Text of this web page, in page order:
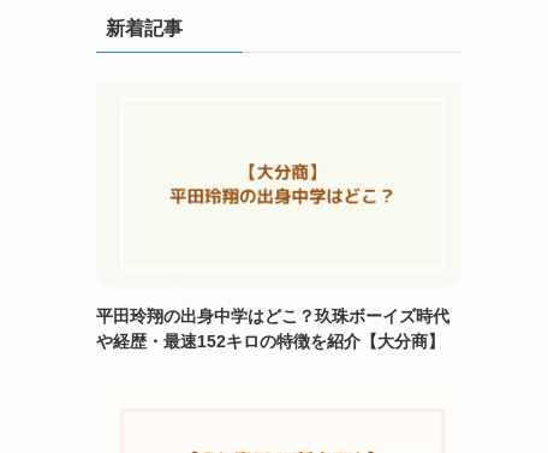
新着記事
平田玲翔の出身中学はどこ？玖珠ボーイズ時代
や経歴・最速152キロの特徴を紹介【大分商】